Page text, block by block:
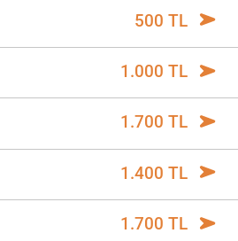
500 TL
1.000 TL
1.700 TL
1.400 TL
1.700 TL